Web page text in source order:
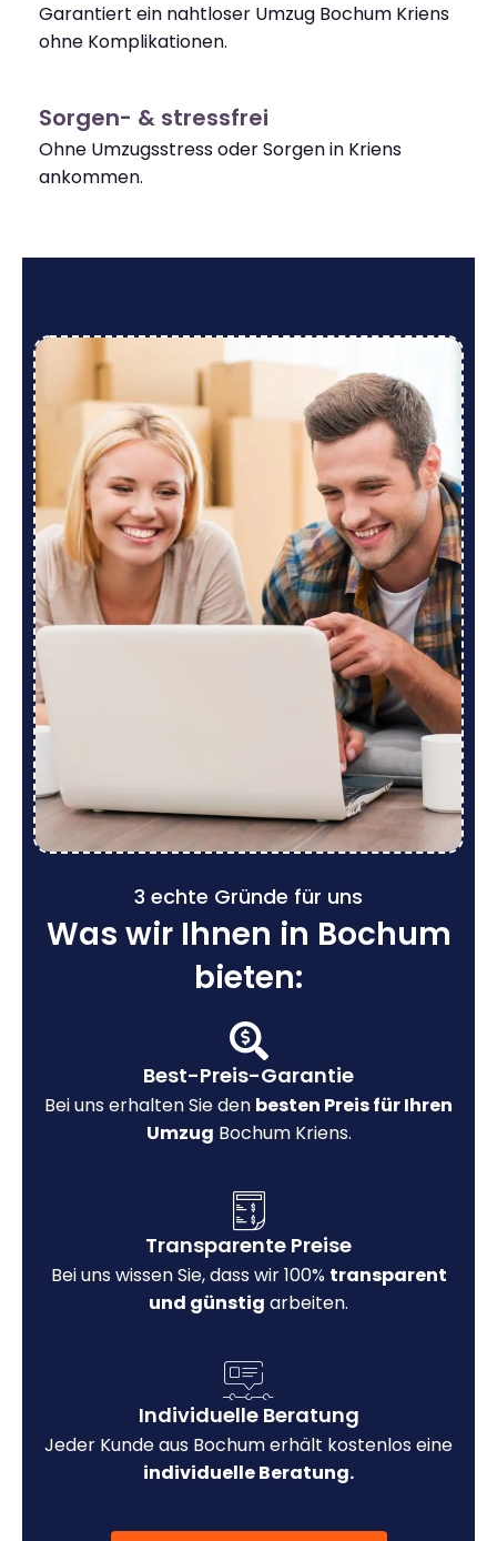
Garantiert ein nahtloser Umzug Bochum Kriens
ohne Komplikationen.
Sorgen- & stressfrei
Ohne Umzugsstress oder Sorgen in Kriens
ankommen.
3 echte Gründe für uns
Was wir Ihnen in Bochum
bieten:
Best-Preis-Garantie
Bei uns erhalten Sie den besten Preis für Ihren
Umzug Bochum Kriens.
Transparente Preise
Bei uns wissen Sie, dass wir 100% transparent
und günstig arbeiten.
Individuelle Beratung
Jeder Kunde aus Bochum erhält kostenlos eine
individuelle Beratung.